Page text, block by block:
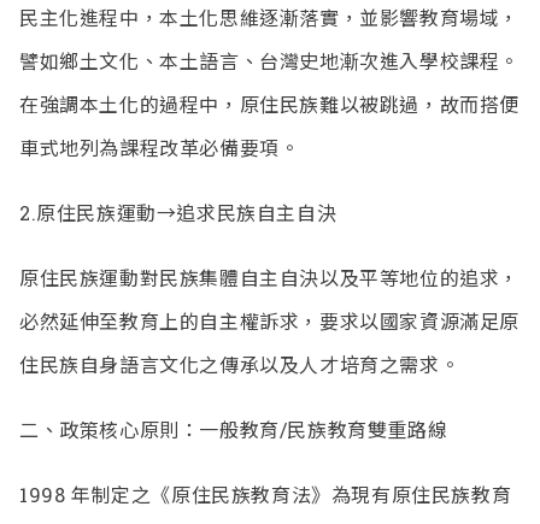
民主化進程中，本土化思維逐漸落實，並影響教育場域，
譬如鄉土文化、本土語言、台灣史地漸次進入學校課程。
在強調本土化的過程中，原住民族難以被跳過，故而搭便
車式地列為課程改革必備要項。
2.原住民族運動→追求民族自主自決
原住民族運動對民族集體自主自決以及平等地位的追求，
必然延伸至教育上的自主權訴求，要求以國家資源滿足原
住民族自身語言文化之傳承以及人才培育之需求。
二、政策核心原則：一般教育/民族教育雙重路線
1998 年制定之《原住民族教育法》為現有原住民族教育